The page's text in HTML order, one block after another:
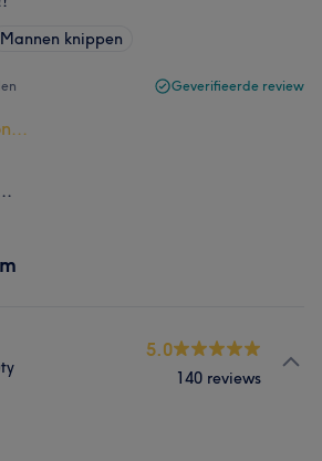
Mannen knippen
Geverifieerde review
5.0
140 reviews